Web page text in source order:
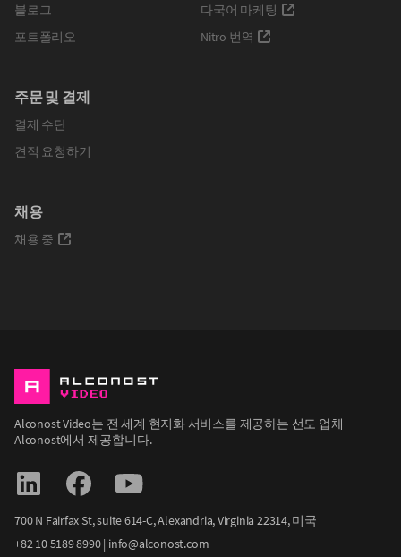
블로그
포트폴리오
주문 및 결제
결제 수단
견적 요청하기
채용
채용 중
다국어 마케팅
Nitro 번역
Alconost Video는 전 세계 현지화 서비스를 제공하는 선도 업체
Alconost에서 제공합니다.
700 N Fairfax St, suite 614-С, Alexandria, Virginia 22314, 미국
+82 10 5189 8990| info@alconost.com